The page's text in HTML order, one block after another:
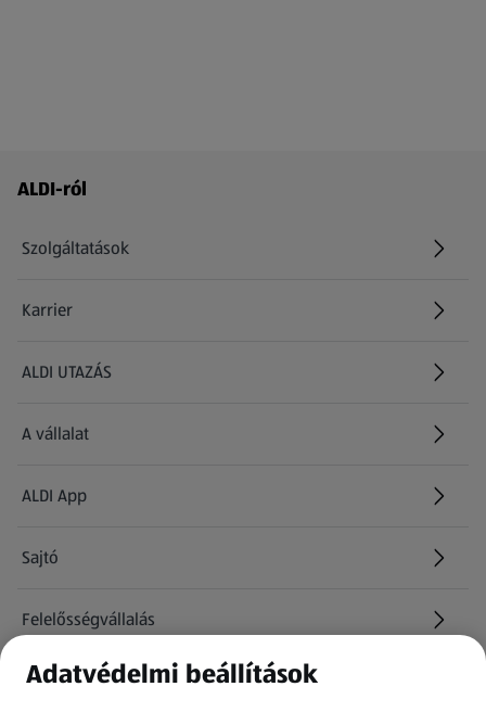
Láblécmenü - további linkek
ALDI-ról
Szolgáltatások
Karrier
(új oldalon nyílik meg)
ALDI UTAZÁS
(új oldalon nyílik meg)
A vállalat
ALDI App
Sajtó
Felelősségvállalás
Információk
Adatvédelmi beállítások